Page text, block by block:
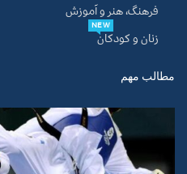
فرهنگ، هنر و آموزش
زنان و کودکان
NEW
مطالب مهم